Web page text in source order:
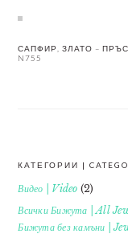
САПФИР, ЗЛАТО –
N755
FOOTER
КАТЕГОРИИ |
Видео | Video (2)
Всички Бижута | All
Бижута без камъни |